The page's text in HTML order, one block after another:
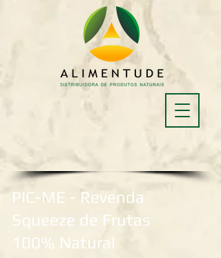
PIC-ME - Revenda
Squeeze de Frutas
100% Natural